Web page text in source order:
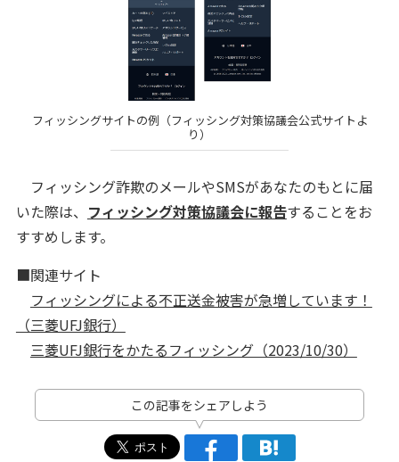
フィッシングサイトの例（フィッシング対策協議会公式サイトよ
り）
フィッシング詐欺のメールやSMSがあなたのもとに届
いた際は、 フィッシング対策協議会に報告することをお
すすめします。
■関連サイト
フィッシングによる不正送金被害が急増しています！
（三菱UFJ銀行）
三菱UFJ銀行をかたるフィッシング（2023/10/30）
この記事をシェアしよう